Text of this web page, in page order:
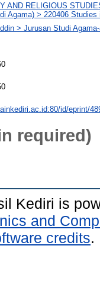
AND RELIGIOUS
Agama) > 220406
> Jurusan Studi
id/eprint/
required)
Kediri is
and
credits.